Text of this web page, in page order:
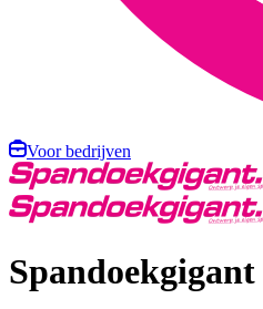
Voor bedrijven
Spandoekgigant